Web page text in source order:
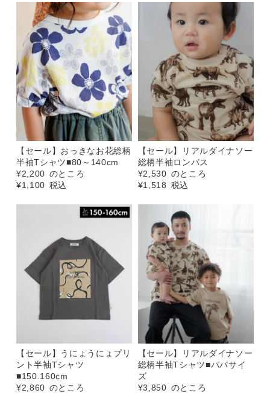
【セール】おっきなお花総柄
半袖Tシャツ■80～140cm
¥2,200 のところ
¥1,100 税込
【セール】リアルダイナソー
総柄半袖ロンパス
¥2,530 のところ
¥1,518 税込
【セール】うにょうにょプリ
ント半袖Tシャツ
■150.160cm
¥2,860 のところ
【セール】リアルダイナソー
総柄半袖Tシャツ■パパサイ
ズ
¥3,850 のところ